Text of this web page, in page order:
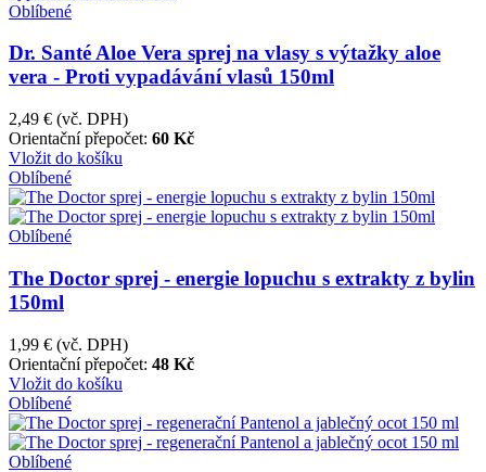
Oblíbené
Dr. Santé Aloe Vera sprej na vlasy s výtažky aloe
vera - Proti vypadávání vlasů 150ml
2,49 € (vč. DPH)
Orientační přepočet: 60 Kč
Vložit do košíku
Oblíbené
Oblíbené
The Doctor sprej - energie lopuchu s extrakty z bylin
150ml
1,99 € (vč. DPH)
Orientační přepočet: 48 Kč
Vložit do košíku
Oblíbené
Oblíbené